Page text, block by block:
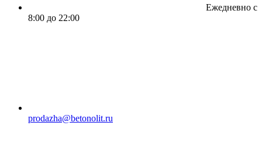
Ежедневно с
8:00 до 22:00
prodazha@betonolit.ru